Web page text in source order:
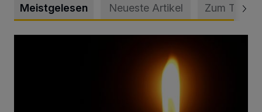
Meistgelesen Neueste Artikel Zum Thema